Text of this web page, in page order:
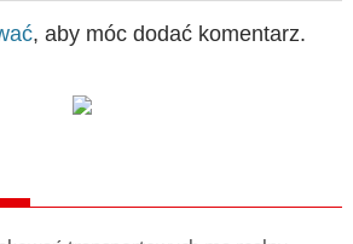
, aby móc dodać komentarz.